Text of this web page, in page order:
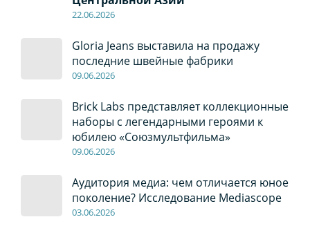
22.06.2026
Gloria Jeans выставила на продажу
последние швейные фабрики
09.06.2026
Brick Labs представляет коллекционные
наборы с легендарными героями к
юбилею «Союзмультфильма»
09.06.2026
Аудитория медиа: чем отличается юное
поколение? Исследование Mediascope
03.06.2026